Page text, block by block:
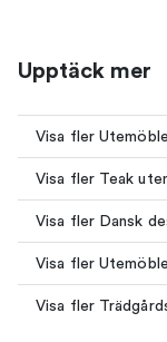
Upptäck mer
Visa fler
Visa fler Teak
Visa fler Dansk
Visa fler
Visa fler